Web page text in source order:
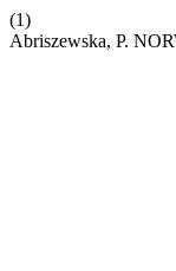
(1)
Abriszewska, P.